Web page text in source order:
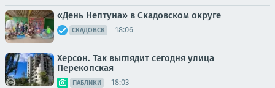
«День Нептуна» в Скадовском округе
СКАДОВСК 18:06
Херсон. Так выглядит сегодня улица
Перекопская
ПАБЛИКИ 18:03